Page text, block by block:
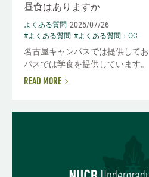
昼食はありますか
よくある質問 2025/07/26
#よくある質問 #よくある質問：OC
名古屋キャンパスでは提供して
パスでは学食を提供しています。
READ MORE